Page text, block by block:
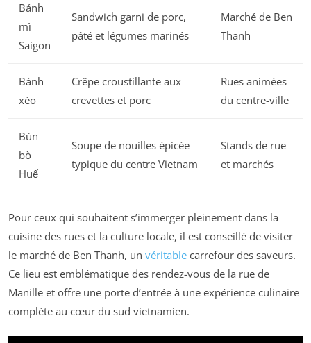
Bánh
mì
Saigon
Sandwich garni de porc,
pâté et légumes marinés
Marché de Ben
Thanh
Bánh
xèo
Crêpe croustillante aux
crevettes et porc
Rues animées
du centre-ville
Bún
bò
Huế
Soupe de nouilles épicée
typique du centre Vietnam
Stands de rue
et marchés
Pour ceux qui souhaitent s’immerger pleinement dans la
cuisine des rues et la culture locale, il est conseillé de visiter
le marché de Ben Thanh, un véritable carrefour des saveurs.
Ce lieu est emblématique des rendez-vous de la rue de
Manille et offre une porte d’entrée à une expérience culinaire
complète au cœur du sud vietnamien.